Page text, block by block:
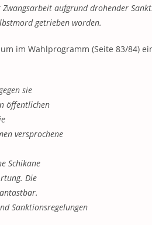
aufgrund drohender
getrieben worden.
im Wahlprogramm (Seite 83/84)
sie
öffentlichen
versprochene
Schikane
Die
Sanktionsregelungen